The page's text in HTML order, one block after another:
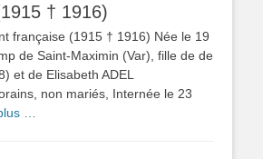
† 1916)
française (1915 † 1916) Née le 19
de Saint-Maximin (Var), fille de de
et de Elisabeth ADEL
non mariés, Internée le 23
…